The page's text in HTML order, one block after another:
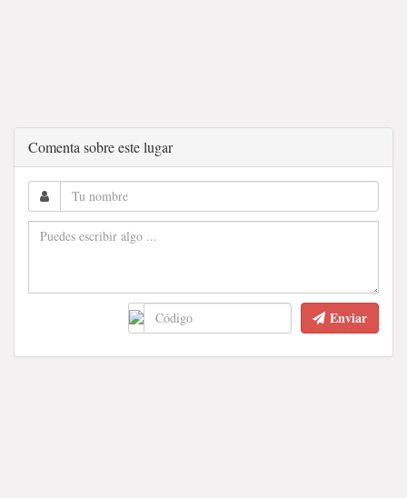
Comenta sobre este lugar
Enviar